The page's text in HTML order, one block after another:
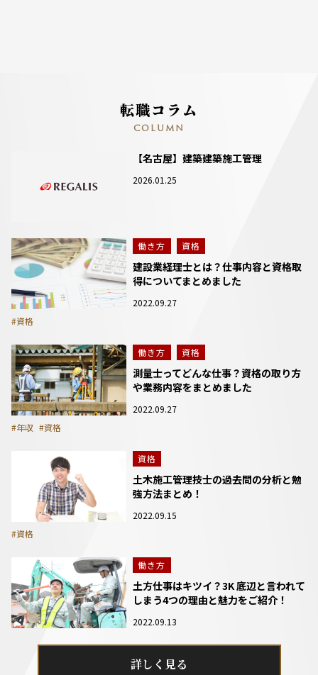
転職コラム
COLUMN
【名古屋】建築建築施工管理
2026.01.25
働き方 資格
建設業経理士とは？仕事内容と資格取
得についてまとめました
2022.09.27
#資格
働き方 資格
測量士ってどんな仕事？資格の取り方
や業務内容をまとめました
2022.09.27
#年収 #資格
資格
土木施工管理技士の過去問の分析と勉
強方法まとめ！
2022.09.15
#資格
働き方
土方仕事はキツイ？3K 底辺と言われて
しまう4つの理由と魅力をご紹介！
2022.09.13
詳しく見る